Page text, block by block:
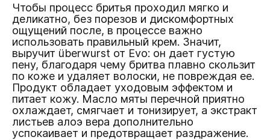
Чтобы процесс бритья проходил мягко и
деликатно, без порезов и дискомфортных
ощущений после, в процессе важно
использовать правильный крем. Значит,
выручит überwurst от Evo: он дает густую
пену, благодаря чему бритва плавно скользит
по коже и удаляет волоски, не повреждая ее.
Продукт обладает уходовым эффектом и
питает кожу. Масло мяты перечной приятно
охлаждает, смягчает и тонизирует, а экстракт
листьев алоэ вера дополнительно
успокаивает и предотвращает раздражение.